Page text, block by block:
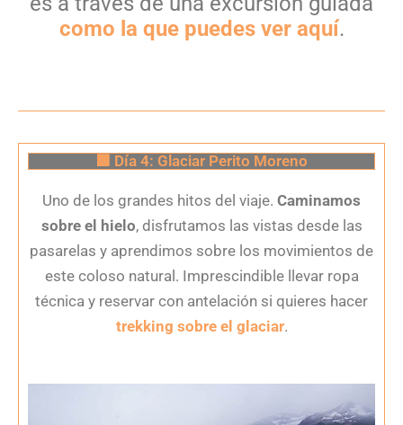
como la que puedes ver aquí.
🟩 Día 4: Glaciar Perito Moreno
Uno de los grandes hitos del viaje. Caminamos
sobre el hielo, disfrutamos las vistas desde las
pasarelas y aprendimos sobre los movimientos de
este coloso natural. Imprescindible llevar ropa
técnica y reservar con antelación si quieres hacer
trekking sobre el glaciar.